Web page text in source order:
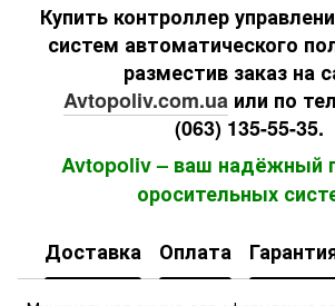
Купить контроллер
систем автоматического
разместив заказ на
Avtopoliv.com.uaили по
(063) 135-55-35.
Avtopoliv – ваш надёжный
оросительных
Доставка Оплата